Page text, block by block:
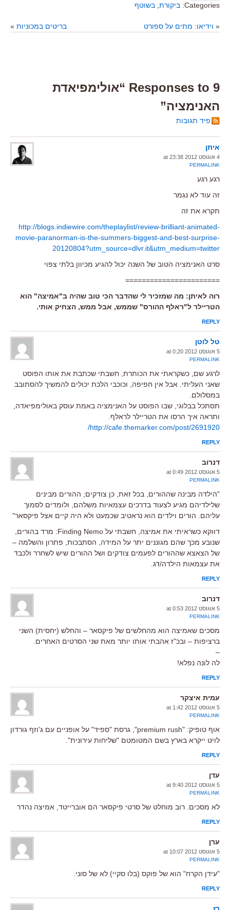
Categories: ביקורת בשוטף
« וידיאו: מתים על ספורט בריטים במכוניות »
9 Responses to “אולימפיאדת
האנימציה”
פיד תגובות
איתן
4 אוגוסט 2012 at 23:38
PERMALINK
רגע רגע
זה עוד לא נגמר
תקרא את זה
http://blogs.indiewire.com/theplaylist/review-brilliant-animated-
movie-paranorman-is-the-summers-biggest-and-best-surprise-
20120804?utm_source=dlvr.it&utm_medium=twitter
סרט האנימציה הטוב של השנה יכול להגיע מכיוון בלתי צפוי
=======================
רוה לאיתן: מה שמזכיר לי שהדבר הכי טוב שהיה ב"אמיצה" הוא
הטריילר ל"ראלף ההורס" שממש, אבל ממש, הצחיק אותי.
REPLY
טל לוטן
5 אוגוסט 2012 at 0:20
PERMALINK
לרגע שם, כשקראתי את הכותרת, חשבתי שכתבת את אותו הפוסט
שאני העליתי. אבל אין חפיפה, וכוכבי הלכת יכולים להמשיך להסתובב
במסלולם.
תסתכל בבלוגי, שבו הפוסט על האנימציה באמת עוסק באולימפיאדה,
ותראה איך הרסו את הטריילר לראלף.
http://cafe.themarker.com/post/2691920/
REPLY
דנרוב
5 אוגוסט 2012 at 0:49
PERMALINK
"הילדה מבינה שההורים, בכל זאת, כן צודקים; ההורים מבינים
שלילדיהם מגיע לצעוד בדרכים עצמאיות משלהם, ולומדים לסמוך
עליהם. הורים וילדים הוא נראטיב שכמעט ולא היה קיים אצל פיקסאר"
דווקא כשראיתי את אמיצה, חשבתי על Finding Nemo: מרד בהורים,
שנובע מכך שהם מגוננים יתר על המידה, הסתבכות, פתרון והשלמה –
של הצאצא שההורים לפעמים צודקים ושל ההורים שיש לשחרר ולכבד
את עצמאות הילדה/דג.
REPLY
דנרוב
5 אוגוסט 2012 at 0:53
PERMALINK
מסכים שאמיצה הוא מהחלשים של פיקסאר – והחלש (יחסית) השני
ברציפות – ובכ"ז אהבתי אותו יותר מאת שני הסרטים האחרים.
–
לה לונה נפלא!
REPLY
עמית איצקר
5 אוגוסט 2012 at 1:42
PERMALINK
אוף טופיק: "premium rush", גרסת "ספיד" על אופניים עם ג'וזף גורדון
לויט ייקרא בארץ בשם המטומטם "שליחות עירונית".
REPLY
עדן
5 אוגוסט 2012 at 9:40
PERMALINK
לא מסכים. רוב מוחלט של סרטי פיקסאר הם אוברייטד, אמיצה נהדר
REPLY
ערן
5 אוגוסט 2012 at 10:07
PERMALINK
"עידן הקרח" הוא של פוקס (בלו סקיי) לא של סוני.
REPLY